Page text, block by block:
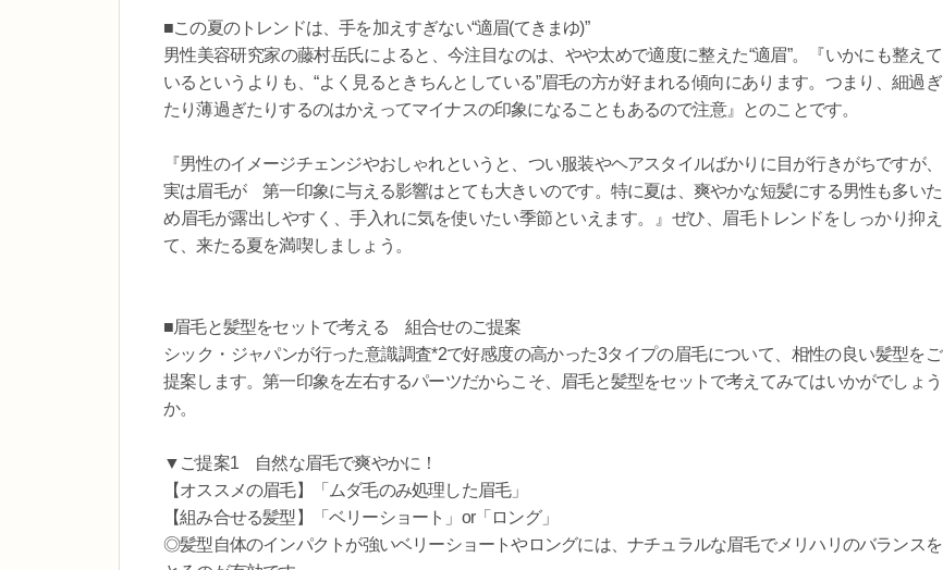
■この夏のトレンドは、手を加えすぎない“適眉(てきまゆ)”
男性美容研究家の藤村岳氏によると、今注目なのは、やや太めで適度に整えた“適眉”。『いかにも整えて
いるというよりも、“よく見るときちんとしている”眉毛の方が好まれる傾向にあります。つまり、細過ぎ
たり薄過ぎたりするのはかえってマイナスの印象になることもあるので注意』とのことです。
『男性のイメージチェンジやおしゃれというと、つい服装やヘアスタイルばかりに目が行きがちですが、
実は眉毛が 第一印象に与える影響はとても大きいのです。特に夏は、爽やかな短髪にする男性も多いた
め眉毛が露出しやすく、手入れに気を使いたい季節といえます。』ぜひ、眉毛トレンドをしっかり抑え
て、来たる夏を満喫しましょう。
■眉毛と髪型をセットで考える 組合せのご提案
シック・ジャパンが行った意識調査*2で好感度の高かった3タイプの眉毛について、相性の良い髪型をご
提案します。第一印象を左右するパーツだからこそ、眉毛と髪型をセットで考えてみてはいかがでしょう
か。
▼ご提案1 自然な眉毛で爽やかに！
【オススメの眉毛】「ムダ毛のみ処理した眉毛」
【組み合せる髪型】「ベリーショート」or「ロング」
◎髪型自体のインパクトが強いベリーショートやロングには、ナチュラルな眉毛でメリハリのバランスを